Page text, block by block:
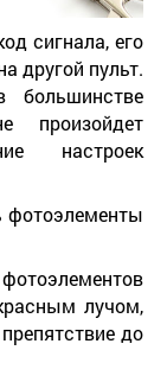
сигнала, его
другой пульт.
большинстве
произойдет
настроек
фотоэлементы
лучом,
до